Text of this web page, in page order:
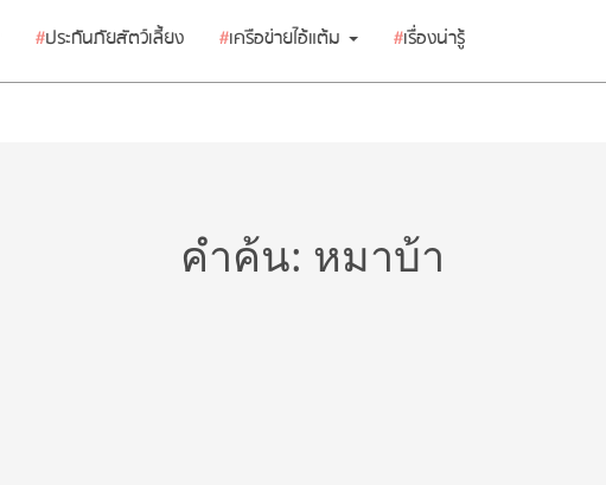
#ประกันภัยสัตว์เลี้ยง #เครือข่ายไอ้แต้ม #เรื่องน่ารู้
คำค้น: หมาบ้า